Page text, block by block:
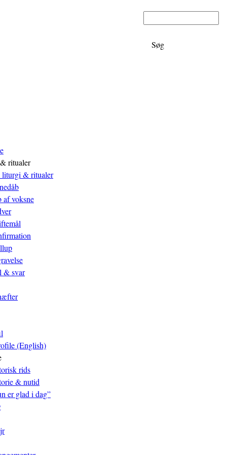
Søg
ritualer
liturgi & ritualer
af voksne
& svar
(English)
rids
& nutid
er glad i dag”